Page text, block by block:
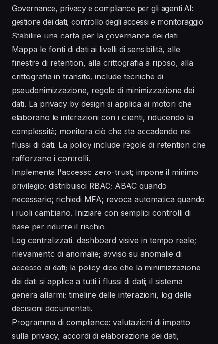
Governance, privacy e compliance per gli agenti AI:
gestione dei dati, controllo degli accessi e monitoraggio
Stabilire una carta per la governance dei dati.
Mappa le fonti di dati ai livelli di sensibilità, alle
finestre di retention, alla crittografia a riposo, alla
crittografia in transito; include tecniche di
pseudonimizzazione, regole di minimizzazione dei
dati. La privacy by design si applica ai motori che
elaborano le interazioni con i clienti, riducendo la
complessità; monitora ciò che sta accadendo nei
flussi di dati. La policy include regole di retention che
rafforzano i controlli.
Implementa l'accesso zero-trust; impone il minimo
privilegio; distribuisci RBAC; ABAC quando
necessario; richiedi MFA; revoca automatica quando
i ruoli cambiano. Iniziare con semplici controlli di
base per ridurre il rischio.
Log centralizzati, dashboard visive in tempo reale;
rilevamento di anomalie; avviso su anomalie di
accesso ai dati; la policy dice che la minimizzazione
dei dati si applica a tutti i flussi di dati; il sistema
genera allarmi; timeline delle interazioni, log delle
decisioni documentati.
Programma di compliance: valutazioni di impatto
sulla privacy, accordi di elaborazione dei dati,